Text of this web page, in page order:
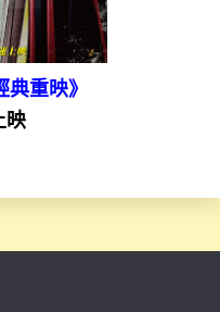
典重映》
映